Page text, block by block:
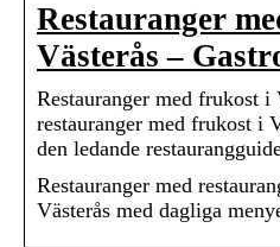
Restauranger
Västerås –
Restauranger med frukost i
restauranger med frukost i
den ledande
Restauranger med
Västerås med dagliga